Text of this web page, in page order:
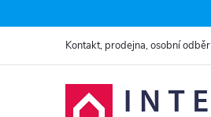
na
Kontakt, prodejna, osobní odběr